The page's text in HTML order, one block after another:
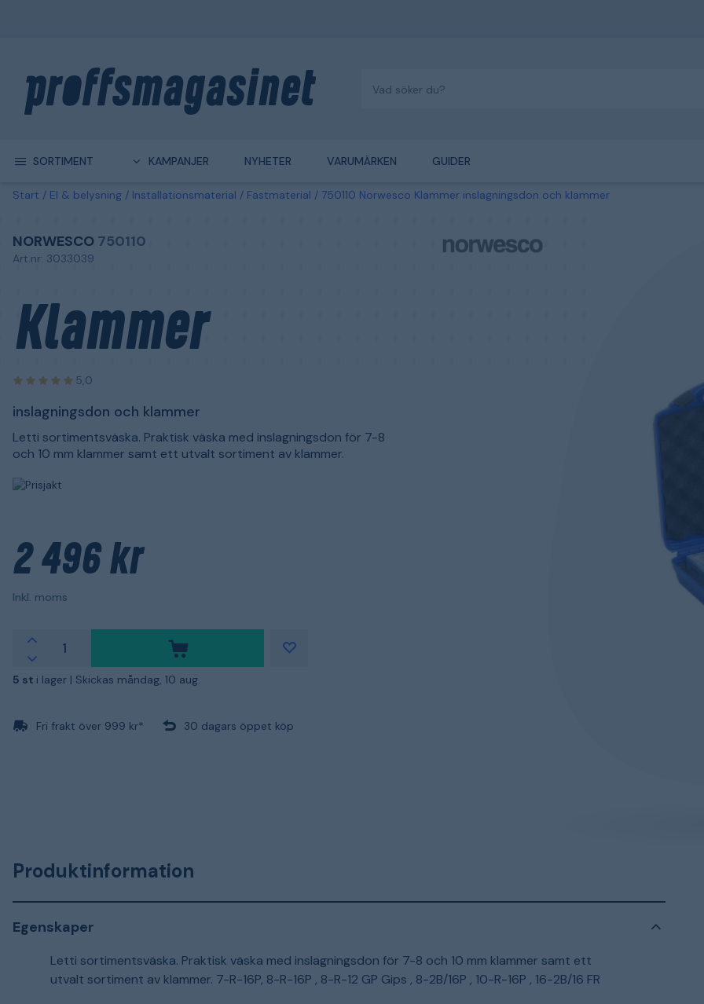
SORTIMENT KAMPANJER NYHETER VARUMÄRKEN GUIDER
Start El & belysning Installationsmaterial Fästmaterial 750110 Norwesco Klammer inslagningsdon och klammer
NORWESCO 750110
Art.nr: 3033039
Klammer
5,0
inslagningsdon och klammer
Letti sortimentsväska. Praktisk väska med inslagningsdon för 7-8
och 10 mm klammer samt ett utvalt sortiment av klammer.
2 496 kr
Inkl. moms
5 st i lager | Skickas måndag, 10 aug.
Fri frakt över 999 kr* 30 dagars öppet köp
Produktinformation
Egenskaper
Letti sortimentsväska. Praktisk väska med inslagningsdon för 7-8 och 10 mm klammer samt ett
utvalt sortiment av klammer. 7-R-16P, 8-R-16P , 8-R-12 GP Gips , 8-2B/16P , 10-R-16P , 16-2B/16 FR